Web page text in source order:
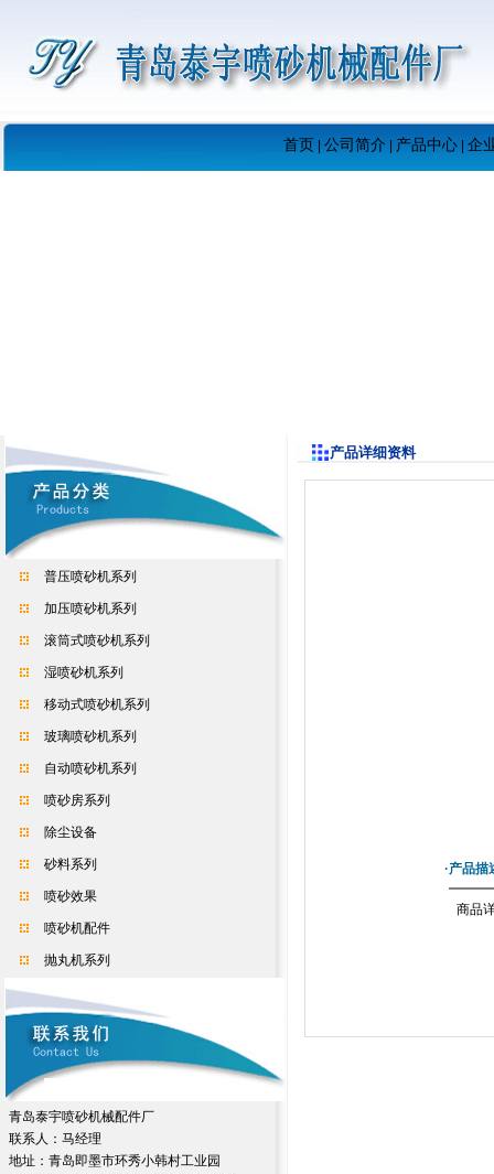
首页 公司简介 产品中心| 企
普压喷砂机系列
加压喷砂机系列
滚筒式喷砂机系列
湿喷砂机系列
移动式喷砂机系列
玻璃喷砂机系列
自动喷砂机系列
喷砂房系列
除尘设备
砂料系列
喷砂效果
喷砂机配件
抛丸机系列
青岛泰宇喷砂机械配件厂
联系人：马经理
地址：青岛即墨市环秀小韩村工业园
产品详细资料
·产品描
商品